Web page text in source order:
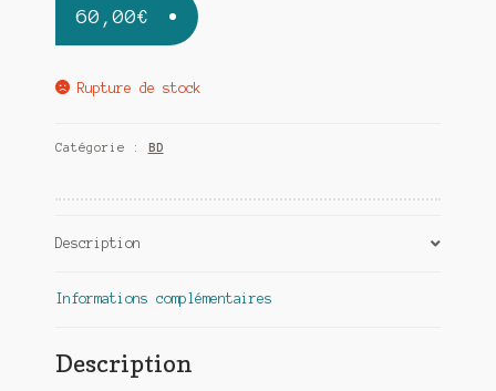
60,00€
Rupture de stock
Catégorie : BD
Description
Informations complémentaires
Description